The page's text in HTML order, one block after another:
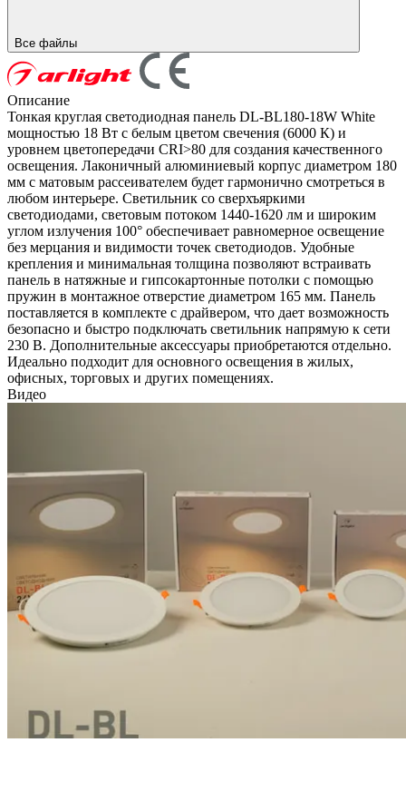
Все файлы
Описание
Тонкая круглая светодиодная панель DL-BL180-18W White
мощностью 18 Вт с белым цветом свечения (6000 К) и
уровнем цветопередачи CRI>80 для создания качественного
освещения. Лаконичный алюминиевый корпус диаметром 180
мм с матовым рассеивателем будет гармонично смотреться в
любом интерьере. Светильник со сверхъяркими
светодиодами, световым потоком 1440-1620 лм и широким
углом излучения 100° обеспечивает равномерное освещение
без мерцания и видимости точек светодиодов. Удобные
крепления и минимальная толщина позволяют встраивать
панель в натяжные и гипсокартонные потолки с помощью
пружин в монтажное отверстие диаметром 165 мм. Панель
поставляется в комплекте с драйвером, что дает возможность
безопасно и быстро подключать светильник напрямую к сети
230 В. Дополнительные аксессуары приобретаются отдельно.
Идеально подходит для основного освещения в жилых,
офисных, торговых и других помещениях.
Видео